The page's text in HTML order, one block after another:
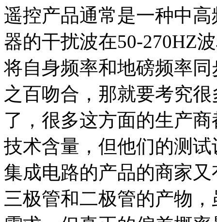
遥控产品通常是一种中
器的干扰波在50-270HZ
将自身频率和地磅频率
之百吻合，那就要考究
了，很多这方面的生产
技术含量，但他们的测
集成电路的产品的商家
三极管和二极管的产物